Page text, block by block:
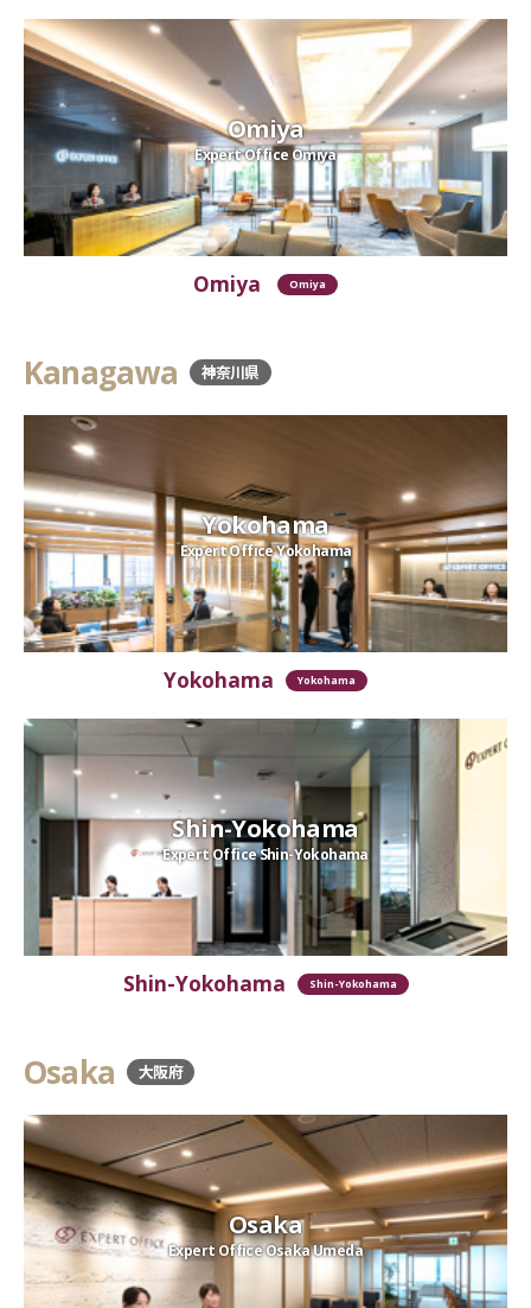
Omiya
Expert Office Omiya
Omiya Omiya
Kanagawa 神奈川県
Yokohama
Expert Office Yokohama
Yokohama Yokohama
Shin-Yokohama
Expert Office Shin-Yokohama
Shin-Yokohama Shin-Yokohama
Osaka 大阪府
Osaka
Expert Office Osaka Umeda